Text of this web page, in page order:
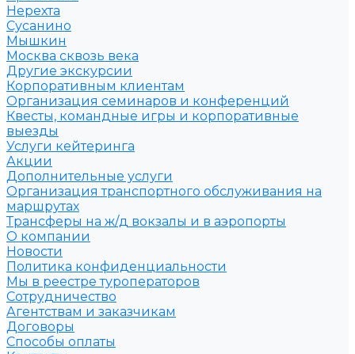
Нерехта
Сусанино
Мышкин
Москва сквозь века
Другие экскурсии
Корпоративным клиентам
Организация семинаров и конференций
Квесты, командные игры и корпоративные
выезды
Услуги кейтеринга
Акции
Дополнительные услуги
Организация транспортного обслуживания на
маршрутах
Трансферы на ж/д вокзалы и в аэропорты
О компании
Новости
Политика конфиденциальности
Мы в реестре туроператоров
Сотрудничество
Агентствам и заказчикам
Договоры
Способы оплаты